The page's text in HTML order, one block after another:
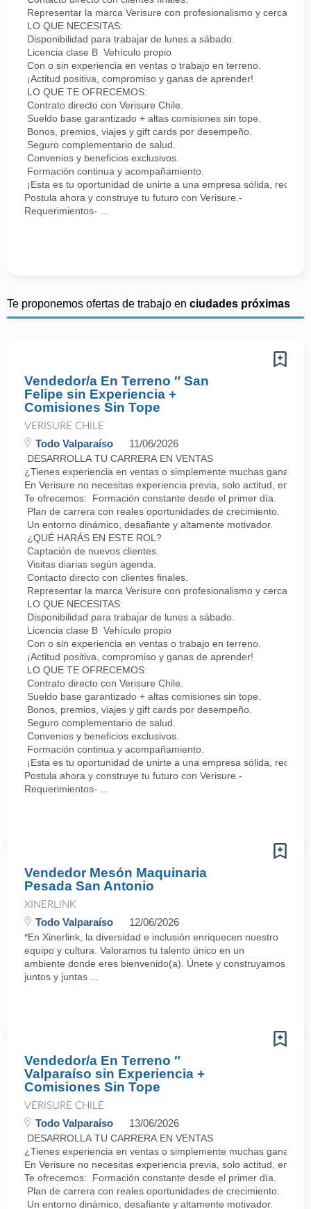
Representar la marca Verisure con profesionalismo y cercanía.
LO QUE NECESITAS:
Disponibilidad para trabajar de lunes a sábado.
Licencia clase B Vehículo propio
Con o sin experiencia en ventas o trabajo en terreno.
¡Actitud positiva, compromiso y ganas de aprender!
LO QUE TE OFRECEMOS:
Contrato directo con Verisure Chile.
Sueldo base garantizado + altas comisiones sin tope.
Bonos, premios, viajes y gift cards por desempeño.
Seguro complementario de salud.
Convenios y beneficios exclusivos.
Formación continua y acompañamiento.
¡Esta es tu oportunidad de unirte a una empresa sólida,
Postula ahora y construye tu futuro con Verisure.-
Requerimientos- ...
Te proponemos ofertas de trabajo en ciudades próximas
Vendedor/a En Terreno ″ San
Felipe sin Experiencia +
Comisiones Sin Tope
VERISURE CHILE
Todo Valparaíso 11/06/2026
DESARROLLA TU CARRERA EN VENTAS
¿Tienes experiencia en ventas o simplemente muchas ganas
En Verisure no necesitas experiencia previa, solo actitud,
Te ofrecemos: Formación constante desde el primer día.
Plan de carrera con reales oportunidades de crecimiento.
Un entorno dinámico, desafiante y altamente motivador.
¿QUÉ HARÁS EN ESTE ROL?
Captación de nuevos clientes.
Visitas diarias según agenda.
Contacto directo con clientes finales.
Representar la marca Verisure con profesionalismo y cercanía.
LO QUE NECESITAS:
Disponibilidad para trabajar de lunes a sábado.
Licencia clase B Vehículo propio
Con o sin experiencia en ventas o trabajo en terreno.
¡Actitud positiva, compromiso y ganas de aprender!
LO QUE TE OFRECEMOS:
Contrato directo con Verisure Chile.
Sueldo base garantizado + altas comisiones sin tope.
Bonos, premios, viajes y gift cards por desempeño.
Seguro complementario de salud.
Convenios y beneficios exclusivos.
Formación continua y acompañamiento.
¡Esta es tu oportunidad de unirte a una empresa sólida,
Postula ahora y construye tu futuro con Verisure.-
Requerimientos- ...
Vendedor Mesón Maquinaria
Pesada San Antonio
XINERLINK
Todo Valparaíso 12/06/2026
*En Xinerlink, la diversidad e inclusión enriquecen nuestro
equipo y cultura. Valoramos tu talento único en un
ambiente donde eres bienvenido(a). Únete y construyamos
juntos y juntas ...
Vendedor/a En Terreno ″
Valparaíso sin Experiencia +
Comisiones Sin Tope
VERISURE CHILE
Todo Valparaíso 13/06/2026
DESARROLLA TU CARRERA EN VENTAS
¿Tienes experiencia en ventas o simplemente muchas ganas
En Verisure no necesitas experiencia previa, solo actitud,
Te ofrecemos: Formación constante desde el primer día.
Plan de carrera con reales oportunidades de crecimiento.
Un entorno dinámico, desafiante y altamente motivador.